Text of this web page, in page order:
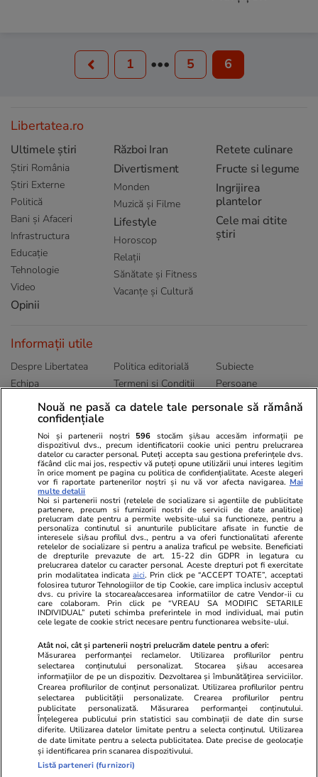
1 ••• 5 6
Libertatea.ro
Ultimele știri
Știri România
Știri Externe
Politică
Bani și Afaceri
Infrastructura
Educație
Tehnologie
Video
Opinii
Război Iran
Divertisment
Monden
Muzică și Filme
Lifestyle
Horoscop
Relații
Sănătate și Fitness
Vacanțe și Cultură
Retete culinare
Fructe si legume
Ingrijirea
plantelor
Cele mai citite
știri
Informații utile
Despre Libertatea
Echipa
Publicitate
Politica de
Politica editorială
Termeni și Conditii
Abonamente
Subiecte
Persoane
Sitemap
Ringier România
Libertatea pentru
Unica.ro
Program TV
Avantaje
ELLE
Gazeta Sporturilor
Stiri mondene
Calculator sarcina
Ajută Copiii
Locuri de muncă
Imobiliare.ro
Jobradar24
Imoradar24
Colecții Libertatea
Pariază responsabil! Decizia ONJN nr. 821/25.09.2025.
Jocurile de noroc sunt interzise minorilor.
© 2026 Ringier Romania. Toate drepturile rezervate
Actualizare preferințe cookies
Nouă ne pasă ca datele tale personale să rămână
confidențiale
Noi și partenerii noștri 596 stocăm și/sau accesăm informații pe
dispozitivul dvs., precum identificatorii cookie unici pentru prelucrarea
datelor cu caracter personal. Puteți accepta sau gestiona preferințele dvs.
făcând clic mai jos, respectiv vă puteți opune utilizării unui interes legitim
în orice moment pe pagina cu politica de confidențialitate. Aceste alegeri
vor fi raportate partenerilor noștri și nu vă vor afecta navigarea. Mai
multe detalii
Noi si partenerii nostri (retelele de socializare si agentiile de publicitate
partenere, precum si furnizorii nostri de servicii de date analitice)
prelucram date pentru a permite website-ului sa functioneze, pentru a
personaliza continutul si anunturile publicitare afisate in functie de
interesele si/sau profilul dvs., pentru a va oferi functionalitati aferente
retelelor de socializare si pentru a analiza traficul pe website. Beneficiati
de drepturile prevazute de art. 15-22 din GDPR in legatura cu
prelucrarea datelor cu caracter personal. Aceste drepturi pot fi exercitate
prin modalitatea indicataaici. Prin click pe “ACCEPT TOATE”, acceptati
folosirea tuturor Tehnologiilor de tip Cookie, care implica inclusiv acceptul
dvs. cu privire la stocarea/accesarea informatiilor de catre Vendor-ii cu
care colaboram. Prin click pe “VREAU SA MODIFIC SETARILE
INDIVIDUAL” puteti schimba preferintele in mod individual, mai putin
cele legate de cookie strict necesare pentru functionarea website-ului.
Atât noi, cât și partenerii noștri prelucrăm datele pentru a oferi:
Măsurarea performanței reclamelor. Utilizarea profilurilor pentru
selectarea conținutului personalizat. Stocarea și/sau accesarea
informațiilor de pe un dispozitiv. Dezvoltarea și îmbunătățirea serviciilor.
Crearea profilurilor de conținut personalizat. Utilizarea profilurilor pentru
selectarea publicității personalizate. Crearea profilurilor pentru
publicitate personalizată. Măsurarea performanței conținutului.
Înțelegerea publicului prin statistici sau combinații de date din surse
diferite. Utilizarea datelor limitate pentru a selecta conținutul. Utilizarea
de date limitate pentru a selecta publicitatea. Date precise de geolocație
și identificarea prin scanarea dispozitivului.
Listă parteneri (furnizori)